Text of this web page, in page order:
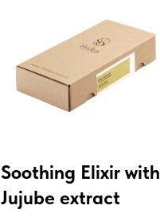
Soothing Elixir with
Jujube extract